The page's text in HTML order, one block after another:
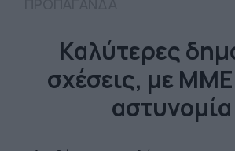
Καλύτερες
σχέσεις, με ΜΜΕ